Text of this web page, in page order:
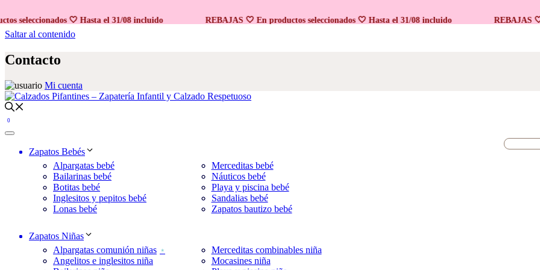
🤍 Hasta el 31/08 incluido REBAJAS 🤍 En productos seleccionados 🤍 Hasta el 31/08 incluido REBAJAS 🤍
Saltar al contenido
Contacto
Mi cuenta
0
Zapatos Bebés
Alpargatas bebé
Bailarinas bebé
Botitas bebé
Inglesitos y pepitos bebé
Lonas bebé
Merceditas bebé
Náuticos bebé
Playa y piscina bebé
Sandalias bebé
Zapatos bautizo bebé
Zapatos Niñas
Alpargatas comunión niñas
Angelitos e inglesitos niña
Merceditas combinables niña
Mocasines niña